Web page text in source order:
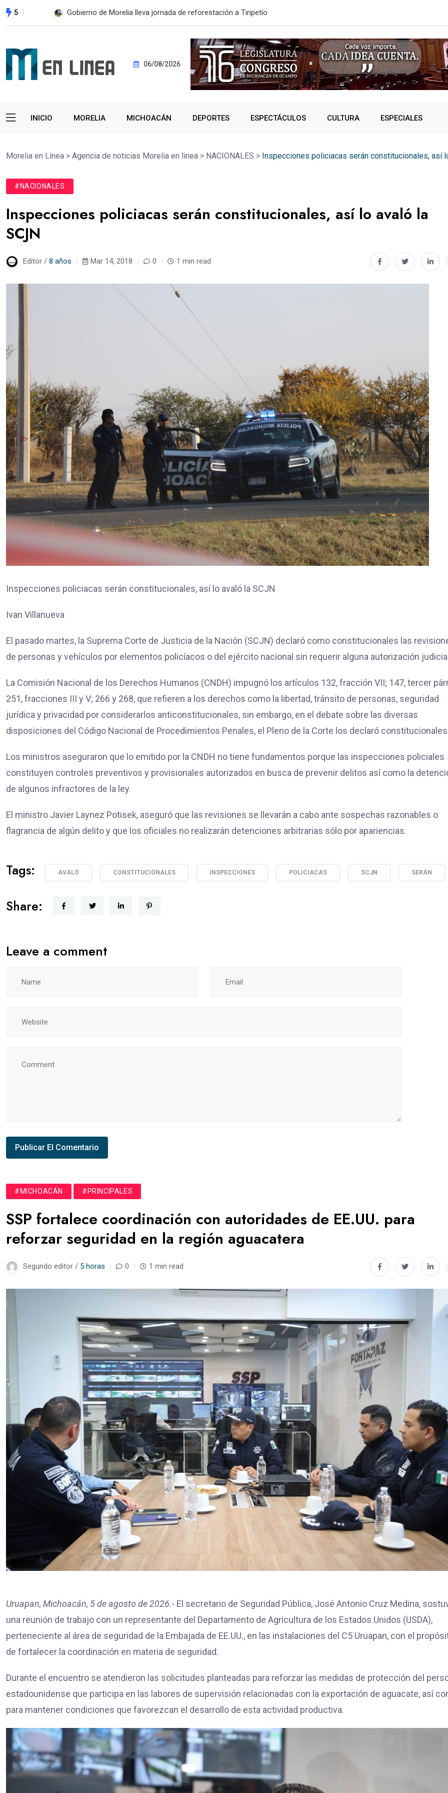
5 ESTE MIÉRCOLES, UMSNH LANZA TERCERA CONVOCATORIA DE NUEVO INGRESO
06/08/2026
INICIO MORELIA MICHOACÁN DEPORTES ESPECTÁCULOS CULTURA ESPECIALES
Morelia en Línea > Agencia de noticias Morelia en linea > NACIONALES > Inspecciones policiacas serán constitucionales, así
#NACIONALES
Inspecciones policiacas serán constitucionales, así lo avaló la
SCJN
Editor / 8 años Mar 14, 2018 0 1 min read
Inspecciones policiacas serán constitucionales, así lo avaló la SCJN
Ivan Villanueva
El pasado martes, la Suprema Corte de Justicia de la Nación (SCJN) declaró como constitucionales las
de personas y vehículos por elementos policíacos o del ejército nacional sin requerir alguna autorización
La Comisión Nacional de los Derechos Humanos (CNDH) impugnó los artículos 132, fracción VII; 147, tercer
251, fracciones III y V; 266 y 268, que refieren a los derechos como la libertad, tránsito de personas, seguridad
jurídica y privacidad por considerarlos anticonstitucionales, sin embargo, en el debate sobre las diversas
disposiciones del Código Nacional de Procedimientos Penales, el Pleno de la Corte los declaró
Los ministros aseguraron que lo emitido por la CNDH no tiene fundamentos porque las inspecciones policiales
constituyen controles preventivos y provisionales autorizados en busca de prevenir delitos así como la
de algunos infractores de la ley.
El ministro Javier Laynez Potisek, aseguró que las revisiones se llevarán a cabo ante sospechas razonables o
flagrancia de algún delito y que los oficiales no realizarán detenciones arbitrarias sólo por apariencias.
Tags: AVALÓ CONSTITUCIONALES INSPECCIONES POLICIACAS SCJN SERÁN
Share:
Leave a comment
#MICHOACÁN #PRINCIPALES
SSP fortalece coordinación con autoridades de EE.UU. para
reforzar seguridad en la región aguacatera
Segundo editor / 5 horas 0 1 min read
Uruapan, Michoacán, 5 de agosto de 2026.- El secretario de Seguridad Pública, José Antonio Cruz Medina,
una reunión de trabajo con un representante del Departamento de Agricultura de los Estados Unidos (USDA),
perteneciente al área de seguridad de la Embajada de EE.UU., en las instalaciones del C5 Uruapan, con el
de fortalecer la coordinación en materia de seguridad.
Durante el encuentro se atendieron las solicitudes planteadas para reforzar las medidas de protección del
estadounidense que participa en las labores de supervisión relacionadas con la exportación de aguacate, así
para mantener condiciones que favorezcan el desarrollo de esta actividad productiva.